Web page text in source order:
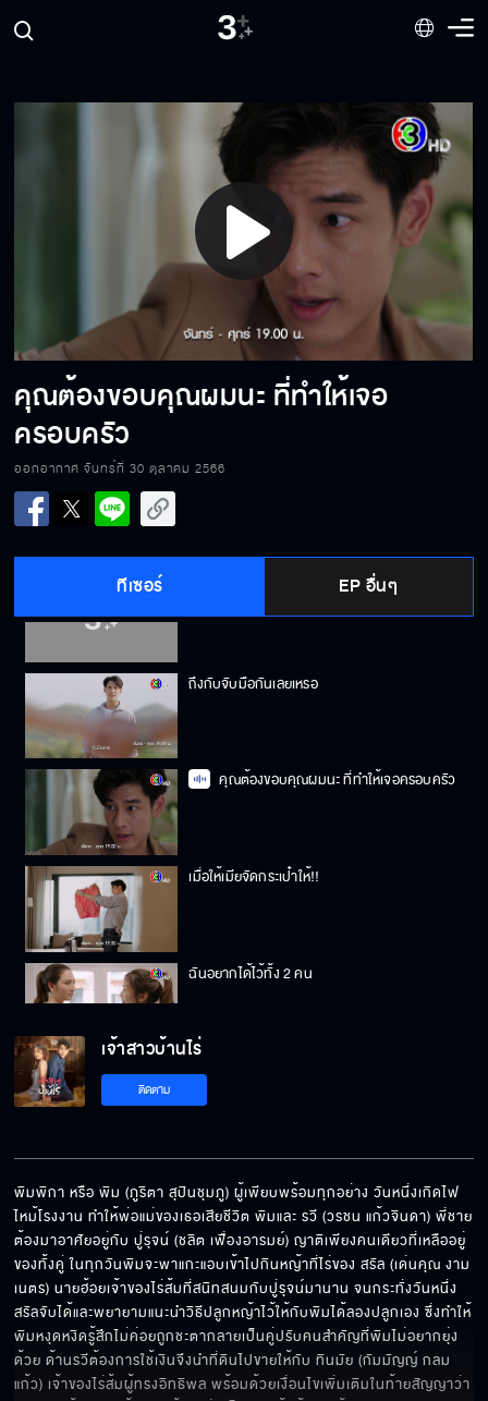
Play
Video
คุณต้องขอบคุณผมนะ ที่ทำให้เจอ
ครอบครัว
ออกอากาศ จันทร์ที่ 30 ตุลาคม 2566
ทีเซอร์ EP อื่นๆ
ฉันท้อง
เขาไม่ได้แต่งงานเพราะรักเธอ!
ไม่ไร้มารยาทไปหน่อยหรอ
คุณจะยอมแต่งานกับผมจริงๆ ได้ไหม
ถึงกับจับมือกันเลยเหรอ
คุณต้องขอบคุณผมนะ ที่ทำให้เจอครอบครัว
เมื่อให้เมียจัดกระเป๋าให้!!
ฉันอยากได้ไว้ทั้ง 2 คน
ตายไปได้ก็ดี!!
อาบน้ำล้างนิสัยแย่ ๆ
อย่ามายุ่งกับเมียกูอีก
เจ้าสาวบ้านไร่
ติดตาม
พิมพิกา หรือ พิม (ภูริตา สุปินชุมภู) ผู้เพียบพร้อมทุกอย่าง วันหนึ่งเกิดไฟ
ไหม้โรงงาน ทำให้พ่อแม่ของเธอเสียชีวิต พิมและ รวี (วรชน แก้วจินดา) พี่ชาย
ต้องมาอาศัยอยู่กับ ปู่รุจน์ (ชลิต เฟื่องอารมย์) ญาติเพียงคนเดียวที่เหลืออยู่
ของทั้งคู่ ในทุกวันพิมจะพาแกะแอบเข้าไปกินหญ้าที่ไร่ของ สรัล (เด่นคุณ งาม
เนตร) นายฮ้อยเจ้าของไร่ส้มที่สนิทสนมกับปู่รุจน์มานาน จนกระทั่งวันหนึ่ง
สรัลจับได้และพยายามแนะนำวิธีปลูกหญ้าไว้ให้กับพิมได้ลองปลูกเอง ซึ่งทำให้
พิมหงุดหงิดรู้สึกไม่ค่อยถูกชะตากลายเป็นคู่ปรับคนสำคัญที่พิมไม่อยากยุ่ง
ด้วย ด้านรวีต้องการใช้เงินจึงนำที่ดินไปขายให้กับ ทินมัย (กัมมัญญ์ กลม
แก้ว) เจ้าของไร่ส้มผู้ทรงอิทธิพล พร้อมด้วยเงื่อนไขเพิ่มเติมในท้ายสัญญาว่า